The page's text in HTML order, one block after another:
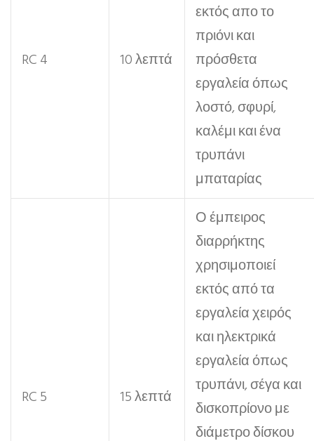
RC 4 10 λεπτά
εκτός απο το
πριόνι και
πρόσθετα
εργαλεία όπως
λοστό, σφυρί,
καλέμι και ένα
τρυπάνι
μπαταρίας
RC 5 15 λεπτά
Ο έμπειρος
διαρρήκτης
χρησιμοποιεί
εκτός από τα
εργαλεία χειρός
και ηλεκτρικά
εργαλεία όπως
τρυπάνι, σέγα και
δισκοπρίονο με
διάμετρο δίσκου